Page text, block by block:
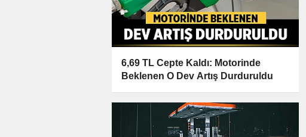
6,69 TL Cepte Kaldı: Motorinde
Beklenen O Dev Artış Durduruldu